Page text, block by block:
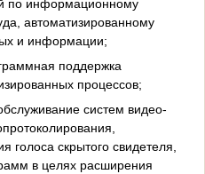
по информационному
автоматизированному
и информации;
поддержка
процессов;
систем видео-
голоса скрытого свидетеля,
в целях расширения